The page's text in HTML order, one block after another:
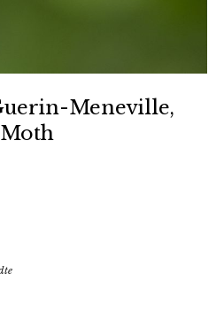
Meneville,
Moth